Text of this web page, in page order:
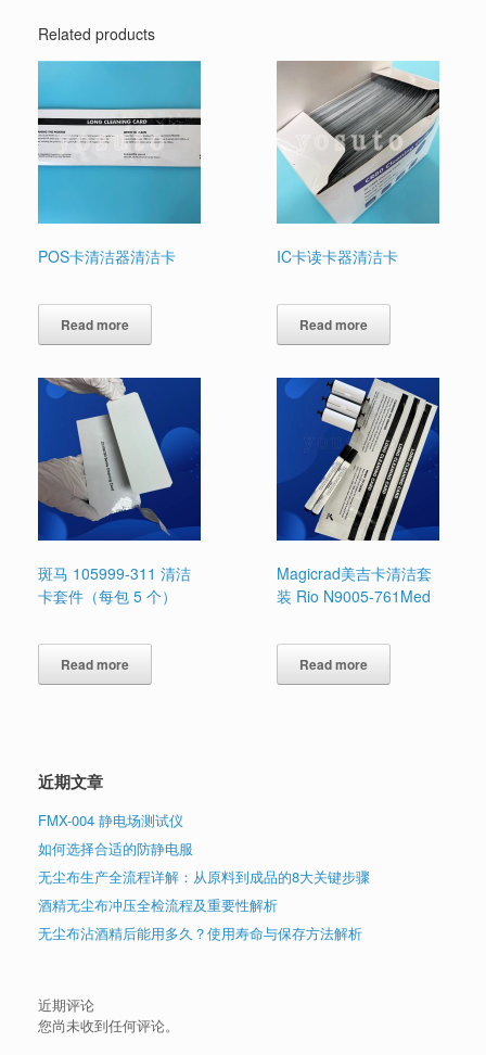
Related products
POS卡清洁器清洁卡
Read more
IC卡读卡器清洁卡
Read more
斑马 105999-311 清洁
卡套件（每包 5 个）
Read more
Magicrad美吉卡清洁套
装 Rio N9005-761Med
Read more
近期文章
FMX-004 静电场测试仪
如何选择合适的防静电服
无尘布生产全流程详解：从原料到成品的8大关键步骤
酒精无尘布冲压全检流程及重要性解析
无尘布沾酒精后能用多久？使用寿命与保存方法解析
近期评论
您尚未收到任何评论。